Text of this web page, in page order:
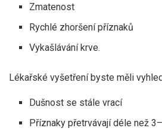
Zmatenost
Rychlé zhoršení příznaků
Vykašlávání krve.
Lékařské vyšetření byste měli
Dušnost se stále vrací
Příznaky přetrvávají déle než